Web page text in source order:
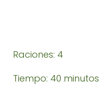
Raciones: 4
Tiempo: 40 minutos